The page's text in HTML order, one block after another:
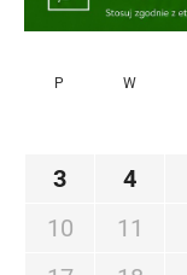
P W
3
4
10
11